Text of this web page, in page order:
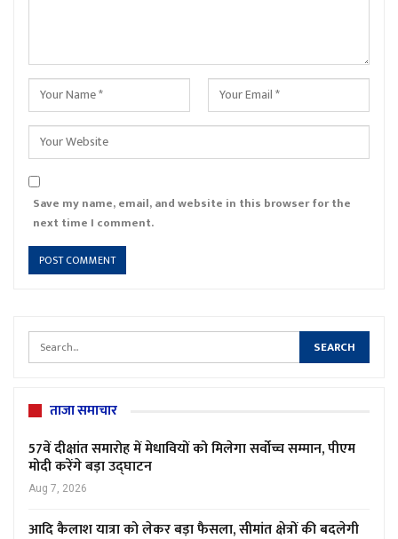
Save my name, email, and website in this browser for the
next time I comment.
ताजा समाचार
57वें दीक्षांत समारोह में मेधावियों को मिलेगा सर्वोच्च सम्मान, पीएम
मोदी करेंगे बड़ा उद्घाटन
Aug 7, 2026
आदि कैलाश यात्रा को लेकर बड़ा फैसला, सीमांत क्षेत्रों की बदलेगी